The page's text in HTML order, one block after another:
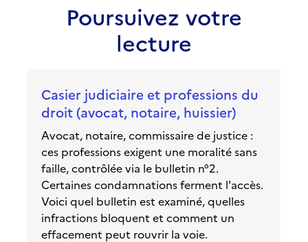
Poursuivez votre
lecture
Casier judiciaire et professions du
droit (avocat, notaire, huissier)
Avocat, notaire, commissaire de justice :
ces professions exigent une moralité sans
faille, contrôlée via le bulletin n°2.
Certaines condamnations ferment l'accès.
Voici quel bulletin est examiné, quelles
infractions bloquent et comment un
effacement peut rouvrir la voie.